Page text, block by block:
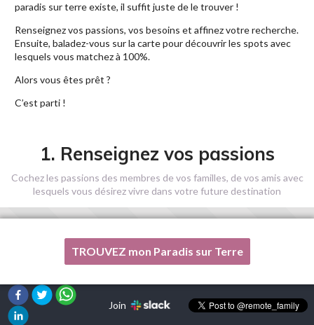
paradis sur terre existe, il suffit juste de le trouver !
Renseignez vos passions, vos besoins et affinez votre recherche.
Ensuite, baladez-vous sur la carte pour découvrir les spots avec
lesquels vous matchez à 100%.
Alors vous êtes prêt ?
C’est parti !
1. Renseignez vos passions
Cochez les passions des membres de vos familles, de vos amis avec
lesquels vous désirez vivre dans votre future destination
Une de mes passions n'est pas listée ici, s'il vous plaît, aidez-
TROUVEZ mon Paradis sur Terre
Join